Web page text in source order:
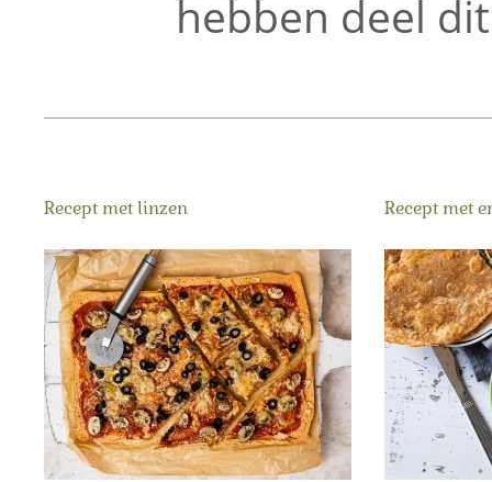
hebben deel
Recept met linzen Recept met